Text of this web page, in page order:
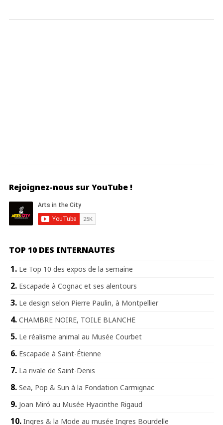
Rejoignez-nous sur YouTube !
TOP 10 DES INTERNAUTES
Le Top 10 des expos de la semaine
Escapade à Cognac et ses alentours
Le design selon Pierre Paulin, à Montpellier
CHAMBRE NOIRE, TOILE BLANCHE
Le réalisme animal au Musée Courbet
Escapade à Saint-Étienne
La rivale de Saint-Denis
Sea, Pop & Sun à la Fondation Carmignac
Joan Miró au Musée Hyacinthe Rigaud
Ingres & la Mode au musée Ingres Bourdelle